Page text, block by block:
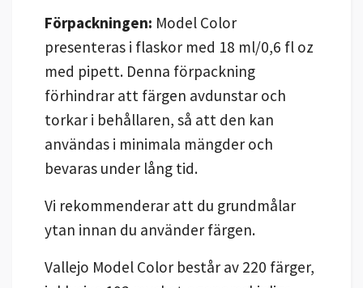
Förpackningen: Model Color
presenteras i flaskor med 18 ml/0,6 fl oz
med pipett. Denna förpackning
förhindrar att färgen avdunstar och
torkar i behållaren, så att den kan
användas i minimala mängder och
bevaras under lång tid.
Vi rekommenderar att du grundmålar
ytan innan du använder färgen.
Vallejo Model Color består av 220 färger,